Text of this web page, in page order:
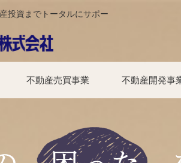
投資までトータルにサポー
不動産売買事業 不動産開発事